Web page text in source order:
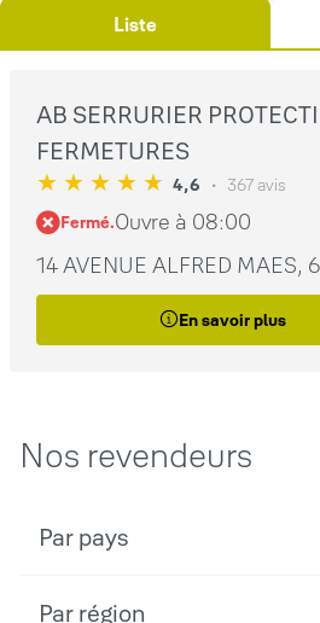
Liste
AB SERRURIER
FERMETURES
4,6
367 avis
Fermé.Ouvre à 08:00
14 AVENUE ALFRED MAES,
En savoir plus
Nos revendeurs
Par pays
Par région